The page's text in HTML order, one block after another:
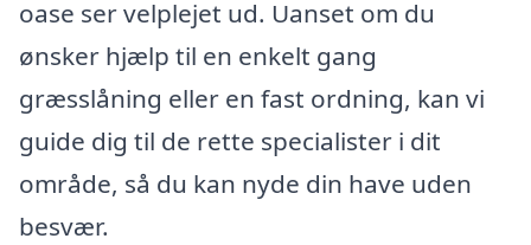
oase ser velplejet ud. Uanset om du
ønsker hjælp til en enkelt gang
græsslåning eller en fast ordning, kan vi
guide dig til de rette specialister i dit
område, så du kan nyde din have uden
besvær.